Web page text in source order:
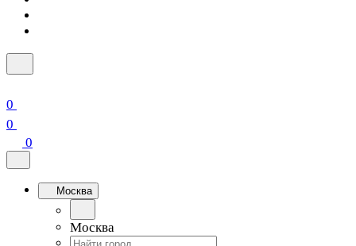
0
0
0
Москва
Москва